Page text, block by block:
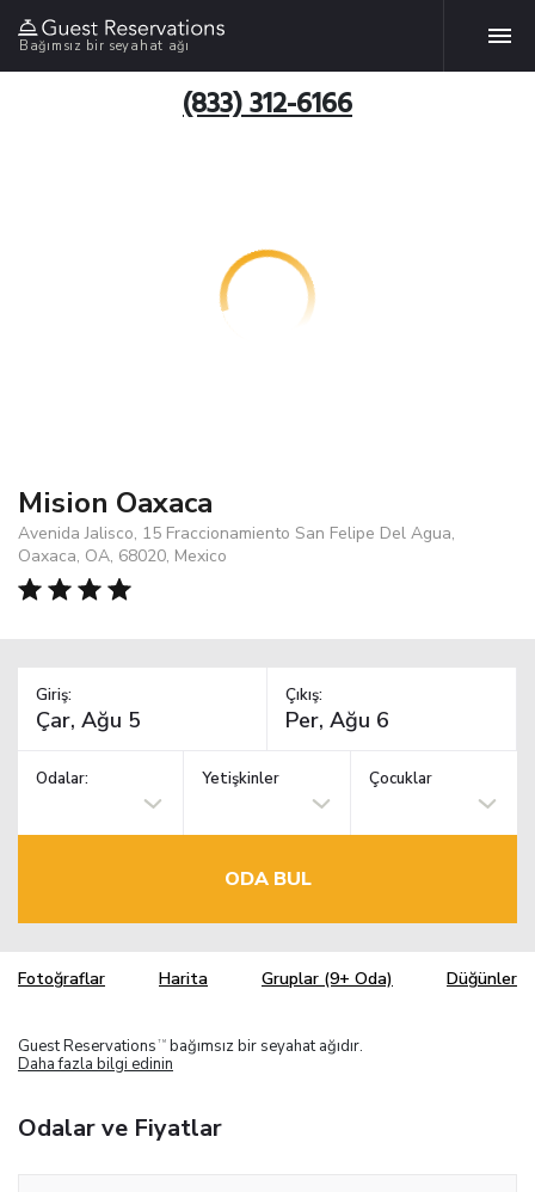
Bağımsız bir seyahat ağı
(833) 312-6166
Mision Oaxaca
Avenida Jalisco, 15 Fraccionamiento San Felipe Del Agua,
Oaxaca, OA, 68020, Mexico
Giriş: Çıkış:
Odalar: Yetişkinler Çocuklar
ODA BUL
Fotoğraflar Harita Gruplar (9+ Oda) Düğünler
Guest Reservations TM bağımsız bir seyahat ağıdır.
Daha fazla bilgi edinin
Odalar ve Fiyatlar